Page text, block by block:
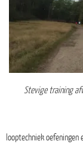
Stevige training
looptechniek